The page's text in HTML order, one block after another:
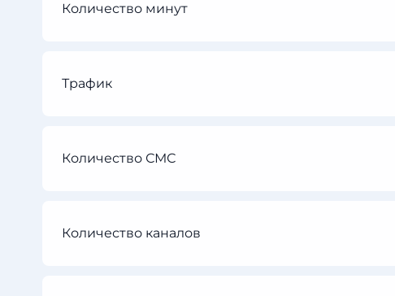
Количество минут
Трафик
Количество СМС
Количество каналов